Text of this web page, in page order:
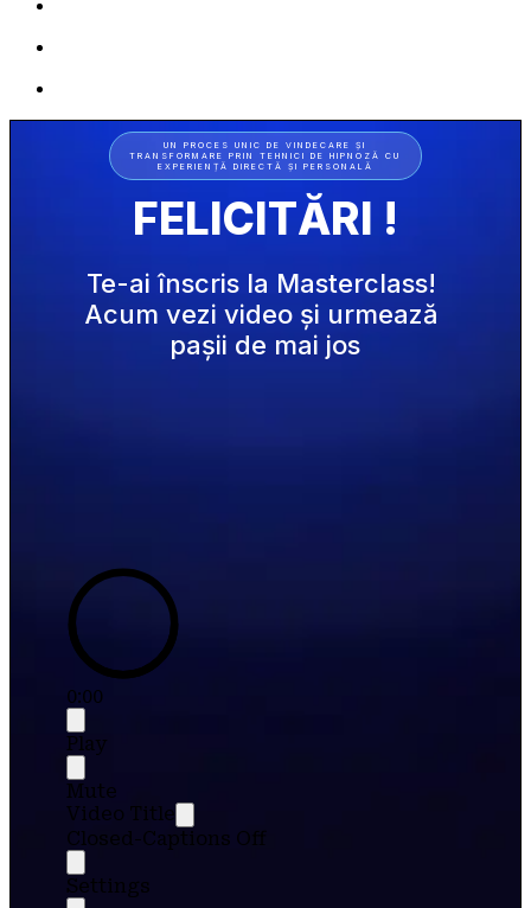
Te-ai înscris la Masterclass!
Acum vezi video și urmează
pașii de mai jos
FELICITĂRI !
UN PROCES UNIC DE VINDECARE ȘI
TRANSFORMARE PRIN TEHNICI DE HIPNOZĂ CU
EXPERIENȚĂ DIRECTĂ ȘI PERSONALĂ
0:00
Play
Mute
Video Title
Closed-Captions Off
Settings